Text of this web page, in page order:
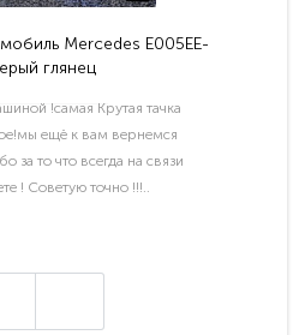
Mercedes E005EE-
глянец
!самая Крутая тачка
ещё к вам вернемся
за то что всегда на связи
! Советую точно !!!..